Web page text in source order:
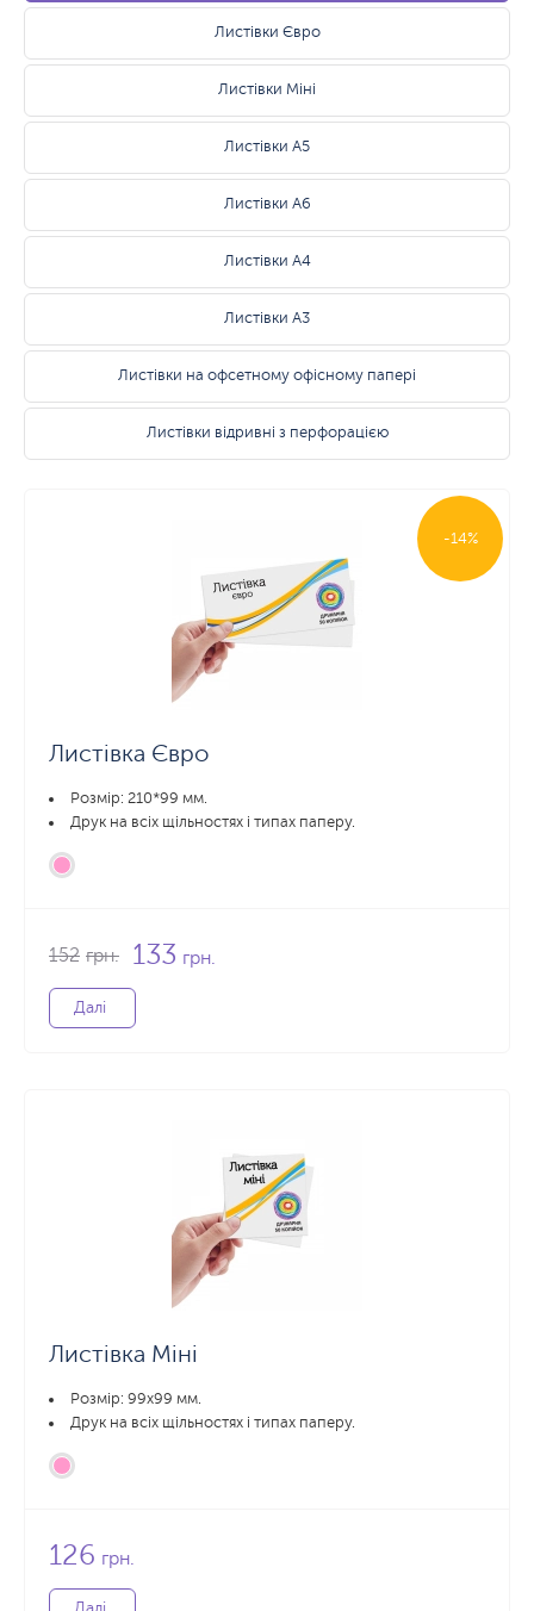
Листівки Євро
Листівки Міні
Листівки А5
Листівки А6
Листівки А4
Листівки А3
Листівки на офсетному офісному папері
Листівки відривні з перфорацією
-14%
Листівка Євро
Розмір: 210*99 мм.
Друк на всіх щільностях і типах паперу.
152 грн. 133 грн.
Далі
Листівка Міні
Розмір: 99х99 мм.
Друк на всіх щільностях і типах паперу.
126 грн.